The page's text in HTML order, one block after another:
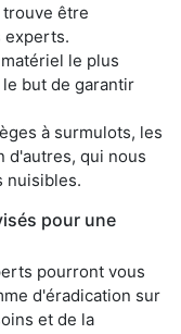
être
experts.
le plus
but de garantir
à surmulots, les
d'autres, qui nous
nuisibles.
pour une
pourront vous
d'éradication sur
et de la